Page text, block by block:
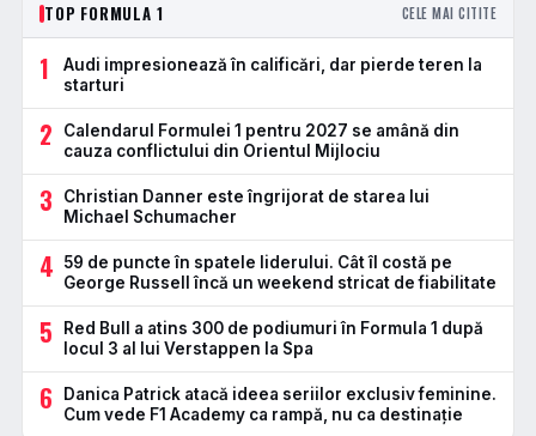
TOP FORMULA 1 CELE MAI CITITE
1
Audi impresionează în calificări, dar pierde teren la
starturi
2
Calendarul Formulei 1 pentru 2027 se amână din
cauza conflictului din Orientul Mijlociu
3
Christian Danner este îngrijorat de starea lui
Michael Schumacher
4
59 de puncte în spatele liderului. Cât îl costă pe
George Russell încă un weekend stricat de fiabilitate
5
Red Bull a atins 300 de podiumuri în Formula 1 după
locul 3 al lui Verstappen la Spa
6
Danica Patrick atacă ideea seriilor exclusiv feminine.
Cum vede F1 Academy ca rampă, nu ca destinație